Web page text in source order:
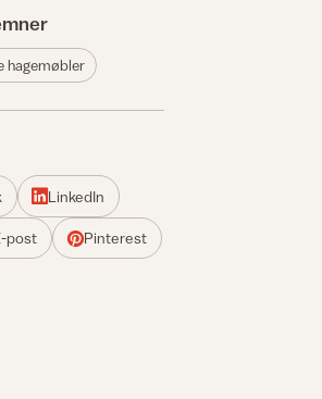
hagemøbler
LinkedIn
post Pinterest